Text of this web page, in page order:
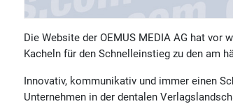
Die Website der OEMUS MEDIA AG hat vor
Kacheln für den Schnelleinstieg zu den am
Innovativ, kommunikativ und immer einen
Unternehmen in der dentalen